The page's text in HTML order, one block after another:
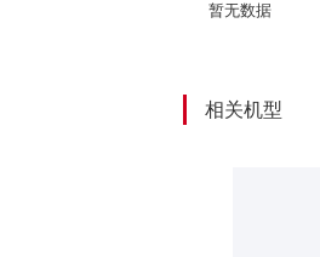
视觉检测：
合规导致的问题
暂无数据
相关机型